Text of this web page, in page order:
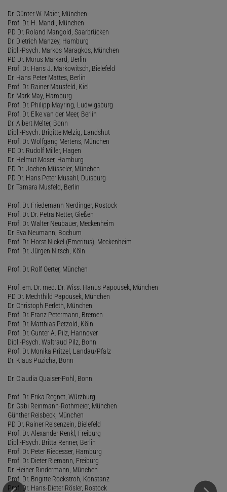
Dr. Günter W. Maier, München
Prof. Dr. H. Mandl, München
PD Dr. Roland Mangold, Saarbrücken
Dr. Dietrich Manzey, Hamburg
Dipl.-Psych. Markos Maragkos, München
PD Dr. Morus Markard, Berlin
Prof. Dr. Hans J. Markowitsch, Bielefeld
Dr. Hans Peter Mattes, Berlin
Prof. Dr. Rainer Mausfeld, Kiel
Dr. Mark May, Hamburg
Prof. Dr. Philipp Mayring, Ludwigsburg
Prof. Dr. Elke van der Meer, Berlin
Dr. Albert Melter, Bonn
Dipl.-Psych. Brigitte Melzig, Landshut
Prof. Dr. Wolfgang Mertens, München
PD Dr. Rudolf Miller, Hagen
Dr. Helmut Moser, Hamburg
PD Dr. Jochen Müsseler, München
PD Dr. Hans Peter Musahl, Duisburg
Dr. Tamara Musfeld, Berlin
Prof. Dr. Friedemann Nerdinger, Rostock
Prof. Dr. Dr. Petra Netter, Gießen
Prof. Dr. Walter Neubauer, Meckenheim
Dr. Eva Neumann, Bochum
Prof. Dr. Horst Nickel (Emeritus), Meckenheim
Prof. Dr. Jürgen Nitsch, Köln
Prof. Dr. Rolf Oerter, München
Prof. em. Dr. med. Dr. Wiss. Hanus Papousek, München
PD Dr. Mechthild Papousek, München
Dr. Christoph Perleth, München
Prof. Dr. Franz Petermann, Bremen
Prof. Dr. Matthias Petzold, Köln
Prof. Dr. Gunter A. Pilz, Hannover
Dipl.-Psych. Waltraud Pilz, Bonn
Prof. Dr. Monika Pritzel, Landau/Pfalz
Dr. Klaus Puzicha, Bonn
Dr. Claudia Quaiser-Pohl, Bonn
Prof. Dr. Erika Regnet, Würzburg
Dr. Gabi Reinmann-Rothmeier, München
Günther Reisbeck, München
PD Dr. Rainer Reisenzein, Bielefeld
Prof. Dr. Alexander Renkl, Freiburg
Dipl.-Psych. Britta Renner, Berlin
Prof. Dr. Peter Riedesser, Hamburg
Prof. Dr. Dieter Riemann, Freiburg
Dr. Heiner Rindermann, München
Prof. Dr. Brigitte Rockstroh, Konstanz
Prof. Dr. Hans-Dieter Rösler, Rostock